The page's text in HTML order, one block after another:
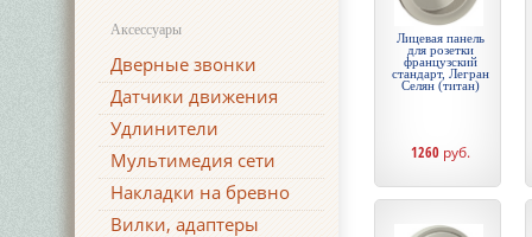
Аксессуары
Дверные звонки
Датчики движения
Удлинители
Мультимедия сети
Накладки на бревно
Вилки, адаптеры
Лицевая панель
для розетки
французский
стандарт, Легран
Селян (титан)
1260 руб.